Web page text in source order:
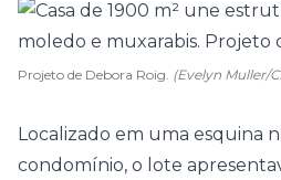
Projeto de Debora Roig. (Evelyn Muller/
Localizado em uma esquina
condomínio, o lote